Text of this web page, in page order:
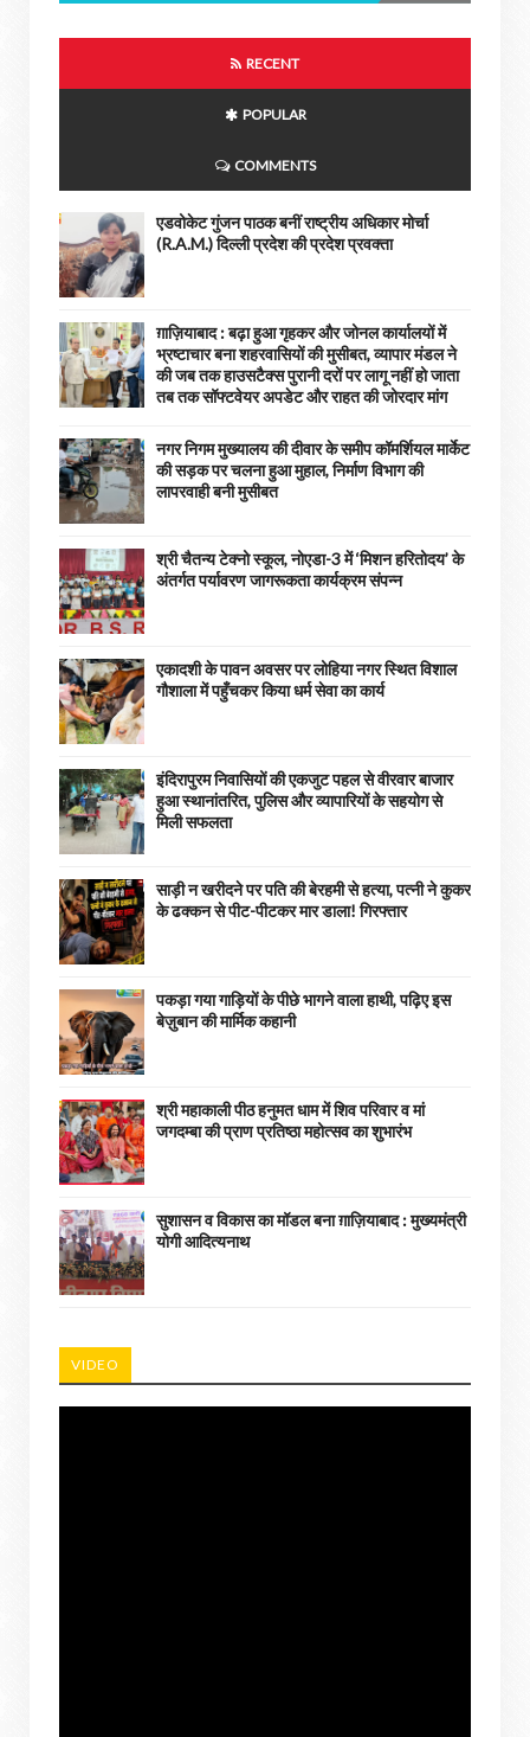
RECENT
POPULAR
COMMENTS
एडवोकेट गुंजन पाठक बनीं राष्ट्रीय अधिकार मोर्चा
(R.A.M.) दिल्ली प्रदेश की प्रदेश प्रवक्ता
ग़ाज़ियाबाद : बढ़ा हुआ गृहकर और जोनल कार्यालयों में
भ्रष्टाचार बना शहरवासियों की मुसीबत, व्यापार मंडल ने
की जब तक हाउसटैक्स पुरानी दरों पर लागू नहीं हो जाता
तब तक सॉफ्टवेयर अपडेट और राहत की जोरदार मांग
नगर निगम मुख्यालय की दीवार के समीप कॉमर्शियल मार्केट
की सड़क पर चलना हुआ मुहाल, निर्माण विभाग की
लापरवाही बनी मुसीबत
श्री चैतन्य टेक्नो स्कूल, नोएडा-3 में ‘मिशन हरितोदय’ के
अंतर्गत पर्यावरण जागरूकता कार्यक्रम संपन्न
एकादशी के पावन अवसर पर लोहिया नगर स्थित विशाल
गौशाला में पहुँचकर किया धर्म सेवा का कार्य
इंदिरापुरम निवासियों की एकजुट पहल से वीरवार बाजार
हुआ स्थानांतरित, पुलिस और व्यापारियों के सहयोग से
मिली सफलता
साड़ी न खरीदने पर पति की बेरहमी से हत्या, पत्नी ने कुकर
के ढक्कन से पीट-पीटकर मार डाला! गिरफ्तार
पकड़ा गया गाड़ियों के पीछे भागने वाला हाथी, पढ़िए इस
बेज़ुबान की मार्मिक कहानी
श्री महाकाली पीठ हनुमत धाम में शिव परिवार व मां
जगदम्बा की प्राण प्रतिष्ठा महोत्सव का शुभारंभ
सुशासन व विकास का मॉडल बना ग़ाज़ियाबाद : ​मुख्यमंत्री
योगी आदित्यनाथ
VIDEO